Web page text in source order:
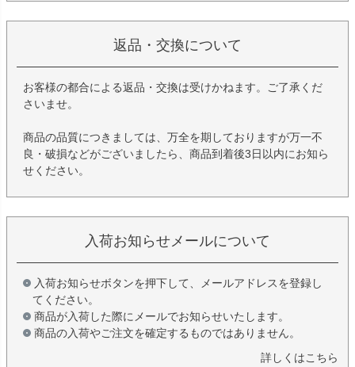
返品・交換について
お客様の都合による返品・交換は受けかねます。ご了承くだ
さいませ。
商品の品質につきましては、万全を期しておりますが万一不
良・破損などがございましたら、商品到着後3日以内にお知ら
せください。
入荷お知らせメールについて
入荷お知らせボタンを押下して、メールアドレスを登録し
てください。
商品が入荷した際にメールでお知らせいたします。
商品の入荷やご注文を確定するものではありません。
詳しくはこちら